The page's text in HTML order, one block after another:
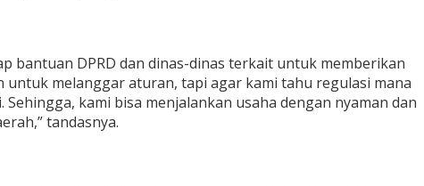
bantuan DPRD dan dinas-dinas terkait untuk memberikan
untuk melanggar aturan, tapi agar kami tahu regulasi mana
kami bisa menjalankan usaha dengan nyaman dan
tandasnya.